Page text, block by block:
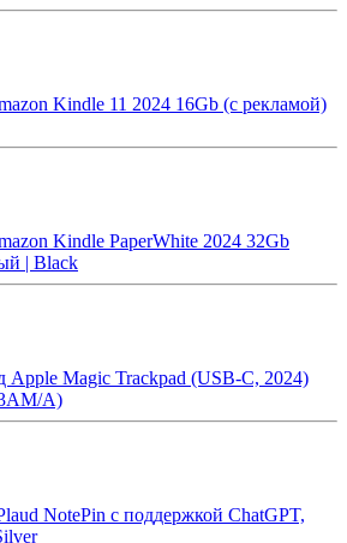
Kindle 11 2024 16Gb (с рекламой)
Kindle PaperWhite 2024 32Gb
| Black
Apple Magic Trackpad (USB-C, 2024)
A)
NotePin с поддержкой ChatGPT,